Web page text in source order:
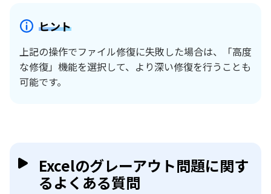
ヒント
上記の操作でファイル修復に失敗した場合は、「高度
な修復」機能を選択して、より深い修復を行うことも
可能です。
Excelのグレーアウト問題に関す
るよくある質問